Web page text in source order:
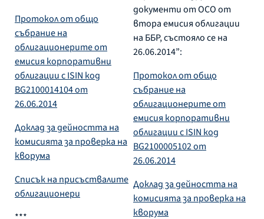
Протокол от общо
събрание на
облигационерите от
емисия корпоративни
облигации с ISIN код
BG2100014104 от
26.06.2014
Доклад за дейността на
комисията за проверка на
кворума
Списък на присъствалите
облигационери
документи от ОСО от
втора емисия облигации
на ББР, състояло се на
26.06.2014”:
Протокол от общо
събрание на
облигационерите от
емисия корпоративни
облигации с ISIN код
BG2100005102 от
26.06.2014
Доклад за дейността на
комисията за проверка на
кворума